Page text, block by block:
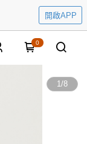
開啟APP
0
1/8